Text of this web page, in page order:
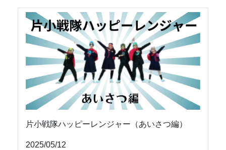
片小戦隊ハッピーレンジャー（あいさつ編）
2025/05/12